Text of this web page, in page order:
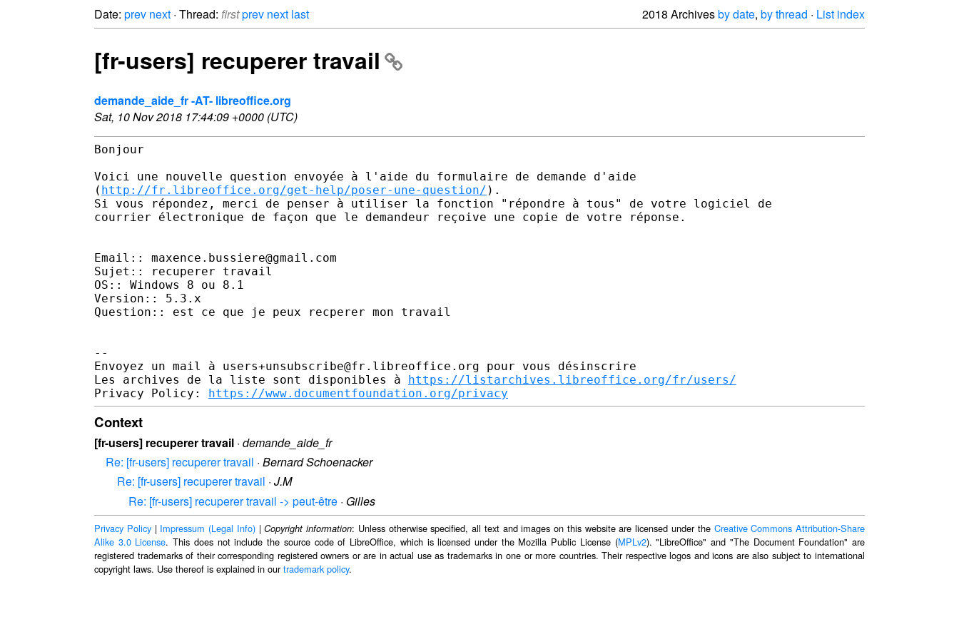
Date: prev next · Thread: firstprev next last 2018 Archivesby date, by thread · List index
[fr-users] recuperer travail
demande_aide_fr -AT- libreoffice.org
Sat, 10 Nov 2018 17:44:09 +0000 (UTC)
Bonjour
Voici une nouvelle question envoyée à l'aide du formulaire de demande d'aide
( http://fr.libreoffice.org/get-help/poser-une-question/ ).
Si vous répondez, merci de penser à utiliser la fonction "répondre à tous" de votre logiciel de
courrier électronique de façon que le demandeur reçoive une copie de votre réponse.
Email:: maxence.bussiere@gmail.com
Sujet:: recuperer travail
OS:: Windows 8 ou 8.1
Version:: 5.3.x
Question:: est ce que je peux recperer mon travail
--
Envoyez un mail à users+unsubscribe@fr.libreoffice.org pour vous désinscrire
Les archives de la liste sont disponibles à https://listarchives.libreoffice.org/fr/users/
Privacy Policy: https://www.documentfoundation.org/privacy
Context
[fr-users] recuperer travail · demande_aide_fr
Re: [fr-users] recuperer travail · Bernard Schoenacker
Re: [fr-users] recuperer travail · J.M
Re: [fr-users] recuperer travail -> peut-être · Gilles
Privacy Policy| Impressum (Legal Info)|Copyright information: Unless otherwise specified, all text and images on this website are licensed under the Creative Commons Attribution-Share
Alike 3.0 License. This does not include the source code of LibreOffice, which is licensed under the Mozilla Public License (MPLv2). "LibreOffice" and "The Document Foundation" are
registered trademarks of their corresponding registered owners or are in actual use as trademarks in one or more countries. Their respective logos and icons are also subject to international
copyright laws. Use thereof is explained in ourtrademark policy.